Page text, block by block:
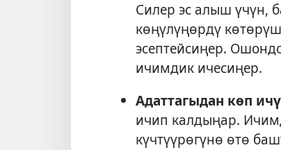
Силер эс алыш үчүн,
көңүлүңөрдү
эсептейсиңер.
ичимдик ичесиңер.
Адаттагыдан көп
ичип калдыңар.
күчтүүрөгүнө өтө